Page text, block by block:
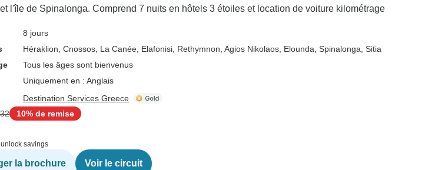
l'île de Spinalonga. Comprend 7 nuits en hôtels 3 étoiles et location de voiture kilométrage
8 jours
Héraklion , Cnossos , La Canée , Elafonisi , Rethymnon , Agios Nikolaos , Elounda , Spinalonga , Sitia
Tous les âges sont bienvenus
Uniquement en : Anglais
Destination Services Greece
10% de remise
savings
la brochure Voir le circuit